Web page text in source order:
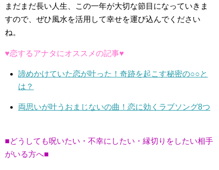
まだまだ長い人生、この一年が大切な節目になっていきま
すので、ぜひ風水を活用して幸せを運び込んでください
ね。
♥恋するアナタにオススメの記事♥
諦めかけていた恋が叶った！奇跡を起こす秘密の○○と
は？
両思いが叶うおまじないの曲！恋に効くラブソング8つ
■どうしても呪いたい・不幸にしたい・縁切りをしたい相手
がいる方へ■